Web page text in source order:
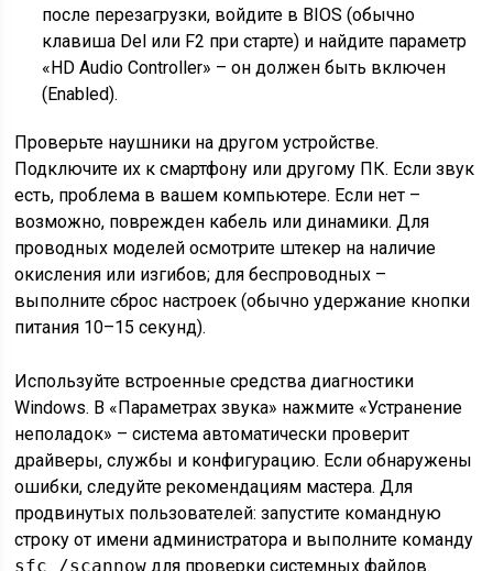
после перезагрузки, войдите в BIOS (обычно
клавиша Del или F2 при старте) и найдите параметр
«HD Audio Controller» – он должен быть включен
(Enabled).
Проверьте наушники на другом устройстве.
Подключите их к смартфону или другому ПК. Если звук
есть, проблема в вашем компьютере. Если нет –
возможно, поврежден кабель или динамики. Для
проводных моделей осмотрите штекер на наличие
окисления или изгибов; для беспроводных –
выполните сброс настроек (обычно удержание кнопки
питания 10–15 секунд).
Используйте встроенные средства диагностики
Windows. В «Параметрах звука» нажмите «Устранение
неполадок» – система автоматически проверит
драйверы, службы и конфигурацию. Если обнаружены
ошибки, следуйте рекомендациям мастера. Для
продвинутых пользователей: запустите командную
строку от имени администратора и выполните команду
sfc /scannow для проверки системных файлов.